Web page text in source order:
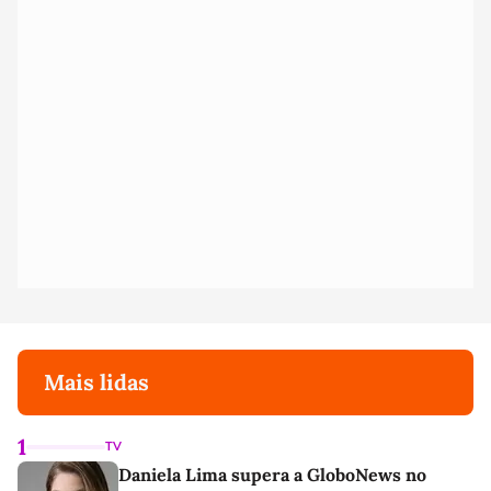
Mais lidas
1 TV
Daniela Lima supera a GloboNews no